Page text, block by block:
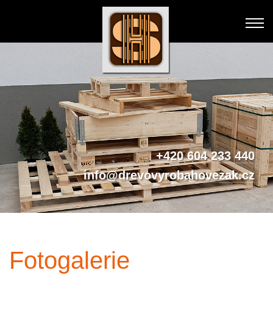
+420 604 233 440
info@drevovyrobahovezak.cz
Fotogalerie